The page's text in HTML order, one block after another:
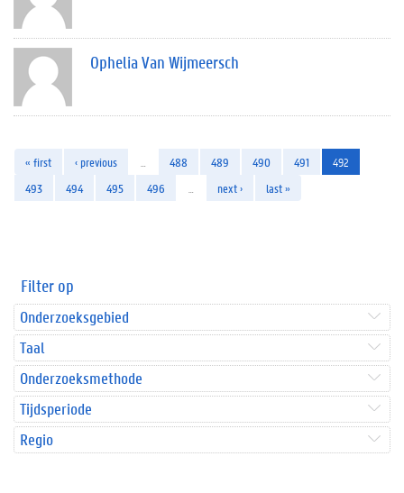
Ophelia Van Wijmeersch
« first ‹ previous 488 489 490 491
492
493
494 495 496 next › last »
Filter op
Onderzoeksgebied
Taal
Onderzoeksmethode
Tijdsperiode
Regio